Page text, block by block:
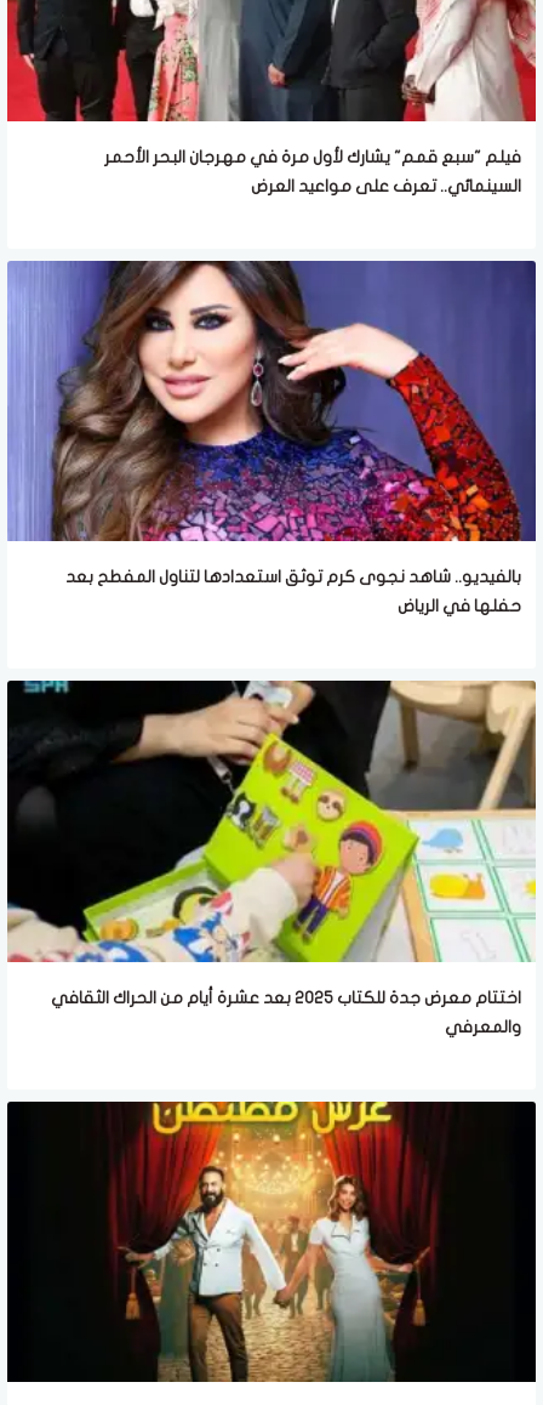
فيلم "سبع قمم" يشارك لأول مرة في مهرجان البحر الأحمر
السينمائي.. تعرف على مواعيد العرض
بالفيديو.. شاهد نجوى كرم توثق استعدادها لتناول المفطح بعد
حفلها في الرياض
اختتام معرض جدة للكتاب 2025 بعد عشرة أيام من الحراك الثقافي
والمعرفي